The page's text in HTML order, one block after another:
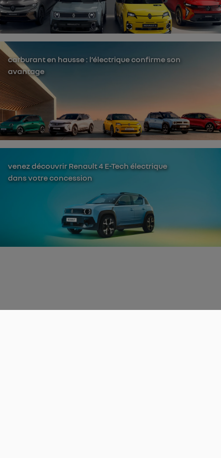
carburant en hausse : l’électrique confirme son
avantage
venez découvrir Renault 4 E-Tech électrique
dans votre concession